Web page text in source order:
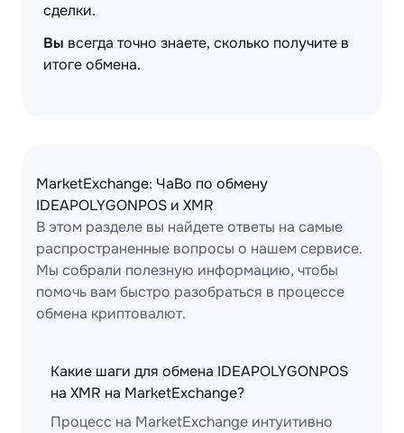
сделки.
Вы всегда точно знаете, сколько получите в
итоге обмена.
MarketExchange: ЧаВо по обмену
IDEAPOLYGONPOS и XMR
В этом разделе вы найдете ответы на самые
распространенные вопросы о нашем сервисе.
Мы собрали полезную информацию, чтобы
помочь вам быстро разобраться в процессе
обмена криптовалют.
Какие шаги для обмена IDEAPOLYGONPOS
на XMR на MarketExchange?
Процесс на MarketExchange интуитивно